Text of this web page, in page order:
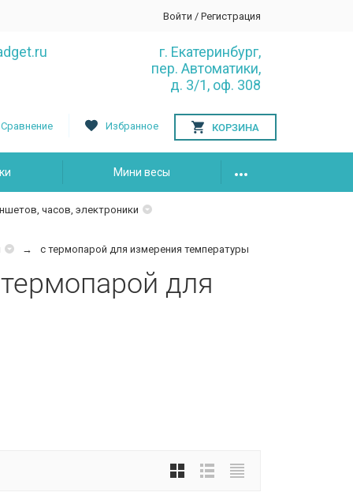
Войти / Регистрация
г. Екатеринбург,
пер. Автоматики,
д. 3/1, оф. 308
Сравнение Избранное КОРЗИНА
Мини весы
часов, электроники
с термопарой для измерения температуры
для